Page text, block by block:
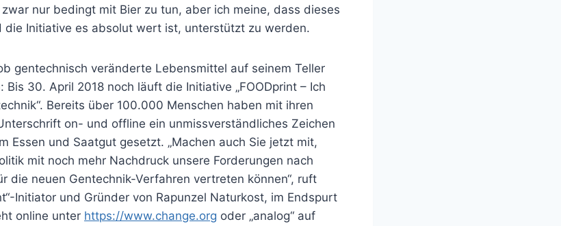
nur bedingt mit Bier zu tun, aber ich meine, dass dieses
die Initiative es absolut wert ist, unterstützt zu werden.
gentechnisch veränderte Lebensmittel auf seinem Teller
30. April 2018 noch läuft die Initiative „FOODprint – Ich
Bereits über 100.000 Menschen haben mit ihren
on- und offline ein unmissverständliches Zeichen
Essen und Saatgut gesetzt. „Machen auch Sie jetzt mit,
mit noch mehr Nachdruck unsere Forderungen nach
die neuen Gentechnik-Verfahren vertreten können“, ruft
Initiator und Gründer von Rapunzel Naturkost, im Endspurt
online unter https://www.change.org oder „analog“ auf